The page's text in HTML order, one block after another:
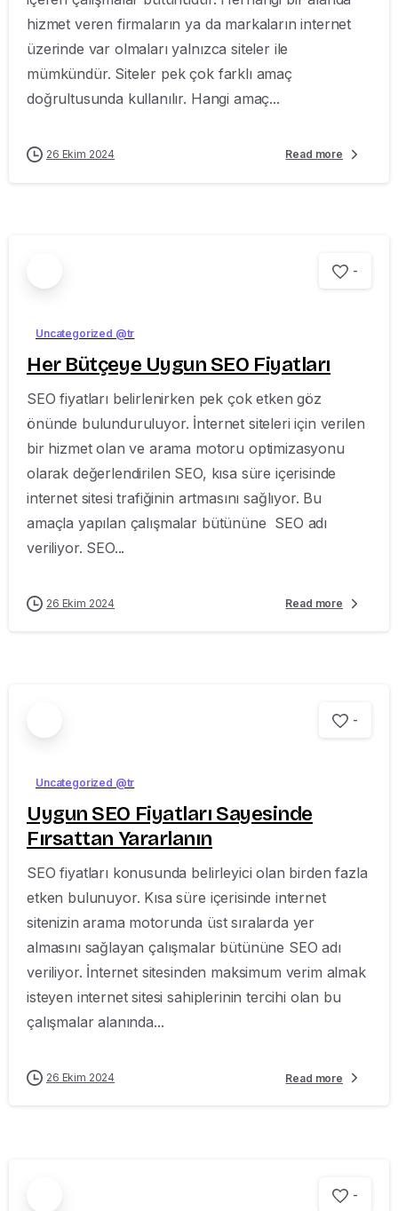
hizmet veren firmaların ya da markaların internet
üzerinde var olmaları yalnızca siteler ile
mümkündür. Siteler pek çok farklı amaç
doğrultusunda kullanılır. Hangi amaç...
26 Ekim 2024 Read more
-
Uncategorized @tr
Her Bütçeye Uygun SEO Fiyatları
SEO fiyatları belirlenirken pek çok etken göz
önünde bulunduruluyor. İnternet siteleri için verilen
bir hizmet olan ve arama motoru optimizasyonu
olarak değerlendirilen SEO, kısa süre içerisinde
internet sitesi trafiğinin artmasını sağlıyor. Bu
amaçla yapılan çalışmalar bütününe SEO adı
veriliyor. SEO...
26 Ekim 2024 Read more
-
Uncategorized @tr
Uygun SEO Fiyatları Sayesinde
Fırsattan Yararlanın
SEO fiyatları konusunda belirleyici olan birden fazla
etken bulunuyor. Kısa süre içerisinde internet
sitenizin arama motorunda üst sıralarda yer
almasını sağlayan çalışmalar bütününe SEO adı
veriliyor. İnternet sitesinden maksimum verim almak
isteyen internet sitesi sahiplerinin tercihi olan bu
çalışmalar alanında...
26 Ekim 2024 Read more
-